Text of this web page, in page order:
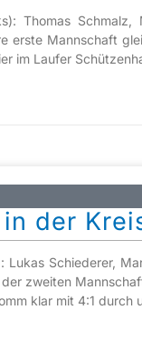
Thomas
erste Mannschaft
im Laufer
der
Schiederer,
zweiten
klar mit 4:1 durch